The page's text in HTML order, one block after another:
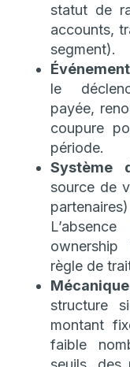
statut de
accounts,
segment).
le
payée,
coupure
période.
Système
source de
règle de
structure
montant
faible